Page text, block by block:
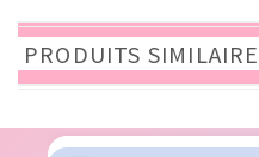
PRODUITS SIMILAIRE